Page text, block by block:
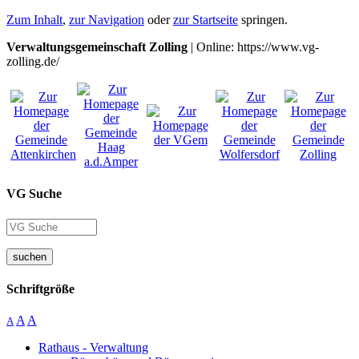
Zum Inhalt, zur Navigation oderzur Startseite springen.
Verwaltungsgemeinschaft Zolling | Online: https://www.vg-
zolling.de/
VG Suche
suchen
Schriftgröße
A A A
Rathaus - Verwaltung